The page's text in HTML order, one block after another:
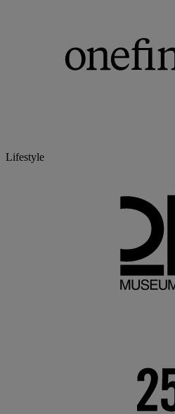
Lifestyle